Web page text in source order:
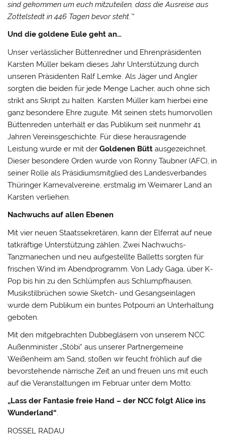
sind gekommen um euch mitzuteilen, dass die Ausreise aus
Zottelstedt in 446 Tagen bevor steht.`“
Und die goldene Eule geht an…
Unser verlässlicher Büttenredner und Ehrenpräsidenten
Karsten Müller bekam dieses Jahr Unterstützung durch
unseren Präsidenten Ralf Lemke. Als Jäger und Angler
sorgten die beiden für jede Menge Lacher, auch ohne sich
strikt ans Skript zu halten. Karsten Müller kam hierbei eine
ganz besondere Ehre zugute. Mit seinen stets humorvollen
Büttenreden unterhält er das Publikum seit nunmehr 41
Jahren Vereinsgeschichte. Für diese herausragende
Leistung wurde er mit derGoldenen Bütt ausgezeichnet.
Dieser besondere Orden wurde von Ronny Täubner (AFC), in
seiner Rolle als Präsidiumsmitglied des Landesverbandes
Thüringer Karnevalvereine, erstmalig im Weimarer Land an
Karsten verliehen.
Nachwuchs auf allen Ebenen
Mit vier neuen Staatssekretären, kann der Elferrat auf neue
tatkräftige Unterstützung zählen. Zwei Nachwuchs-
Tanzmariechen und neu aufgestellte Balletts sorgten für
frischen Wind im Abendprogramm. Von Lady Gaga, über K-
Pop bis hin zu den Schlümpfen aus Schlumpfhausen,
Musikstilbrüchen sowie Sketch- und Gesangseinlagen
wurde dem Publikum ein buntes Potpourri an Unterhaltung
geboten.
Mit den mitgebrachten Dubbegläsern von unserem NCC
Außenminister „Stöbi“ aus unserer Partnergemeine
Weißenheim am Sand, stoßen wir feucht fröhlich auf die
bevorstehende närrische Zeit an und freuen uns mit euch
auf die Veranstaltungen im Februar unter dem Motto:
„Lass der Fantasie freie Hand – der NCC folgt Alice ins
Wunderland“.
ROSSEL RADAU